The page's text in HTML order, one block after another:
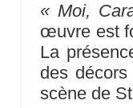
« Moi,
œuvre est
La
des
scène de